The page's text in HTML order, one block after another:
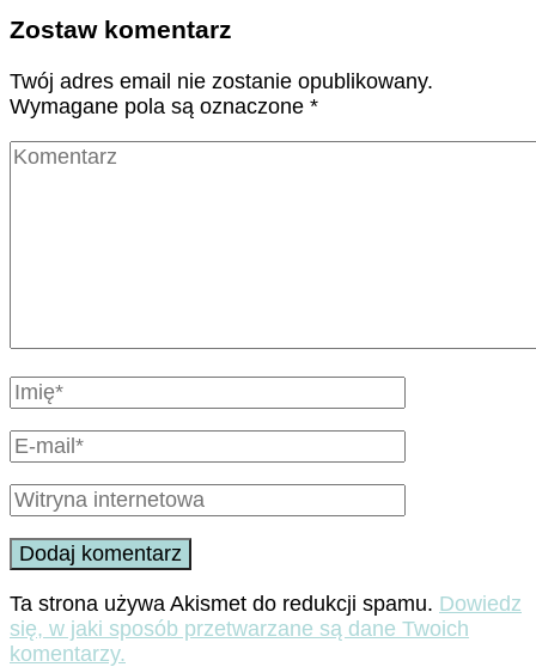
Zostaw komentarz
Twój adres email nie zostanie opublikowany.
Wymagane pola są oznaczone *
Ta strona używa Akismet do redukcji spamu. Dowiedz
się, w jaki sposób przetwarzane są dane Twoich
komentarzy.